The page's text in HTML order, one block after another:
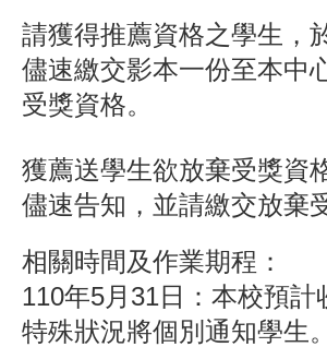
請獲得推薦資格之學生，
儘速繳交影本一份至本中
受獎資格。
獲薦送學生欲放棄受獎資
儘速告知，並請繳交放棄
相關時間及作業期程：
110年5月31日： 本校預計
特殊狀況將個別通知學生。